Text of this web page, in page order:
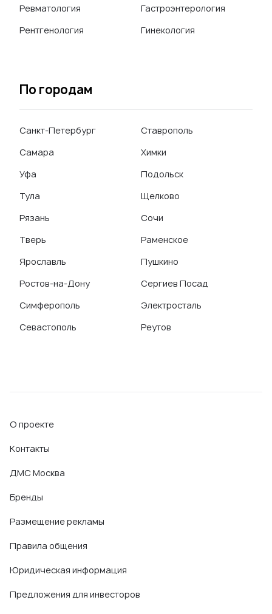
Ревматология
Рентгенология
Гастроэнтерология
Гинекология
По городам
Санкт-Петербург
Самара
Уфа
Тула
Рязань
Тверь
Ярославль
Ростов-на-Дону
Симферополь
Севастополь
Ставрополь
Химки
Подольск
Щелково
Сочи
Раменское
Пушкино
Сергиев Посад
Электросталь
Реутов
О проекте
Контакты
ДМС Москва
Бренды
Размещение рекламы
Правила общения
Юридическая информация
Предложения для инвесторов